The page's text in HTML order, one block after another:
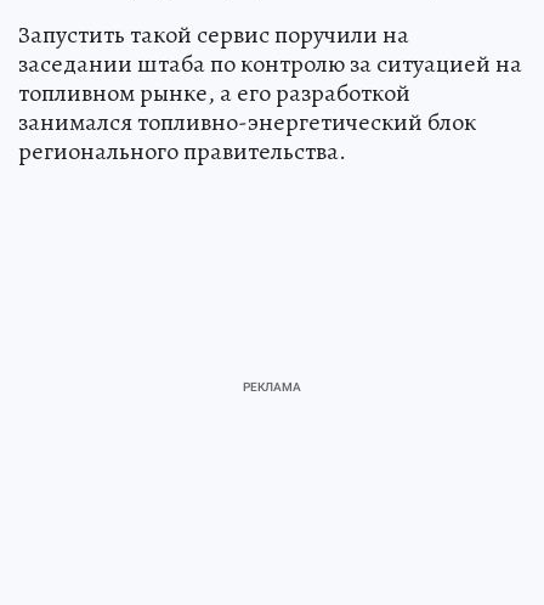
Запустить такой сервис поручили на
заседании штаба по контролю за ситуацией на
топливном рынке, а его разработкой
занимался топливно-энергетический блок
регионального правительства.